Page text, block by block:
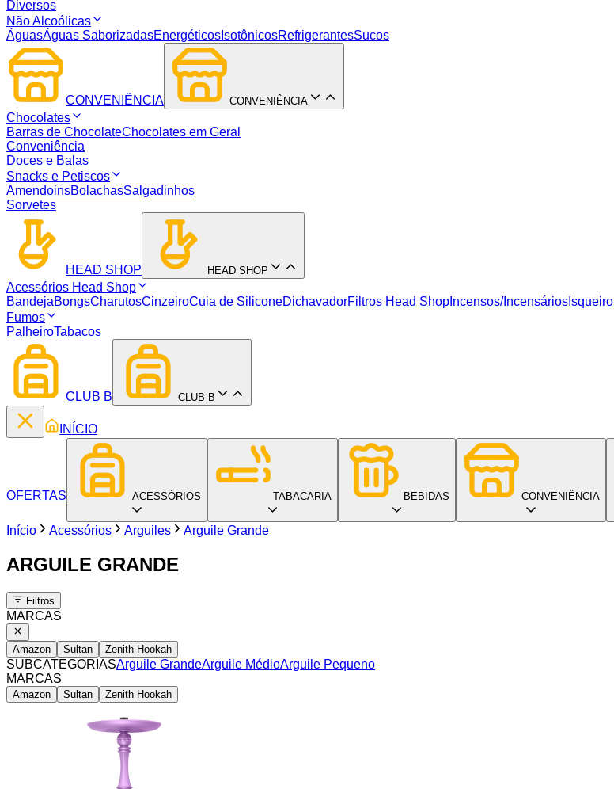
Diversos
Não Alcoólicas
ÁguasÁguas SaborizadasEnergéticos IsotônicosRefrigerantesSucos
CONVENIÊNCIA CONVENIÊNCIA
Chocolates
Barras de ChocolateChocolates em Geral
Conveniência
Doces e Balas
Snacks e Petiscos
AmendoinsBolachasSalgadinhos
Sorvetes
HEAD SHOP HEAD SHOP
Acessórios Head Shop
BandejaBongsCharutosCinzeiroCuia de SiliconeDichavadorFiltros Head Shop Incensos/Incensários Isqueiro
Fumos
PalheiroTabacos
CLUB B CLUB B
INÍCIO
OFERTAS ACESSÓRIOS TABACARIA BEBIDAS CONVENIÊNCIA
Início Acessórios Arguiles Arguile Grande
ARGUILE GRANDE
Filtros
MARCAS
Amazon Sultan Zenith Hookah
SUBCATEGORIASArguile GrandeArguile MédioArguile Pequeno
MARCAS
Amazon Sultan Zenith Hookah